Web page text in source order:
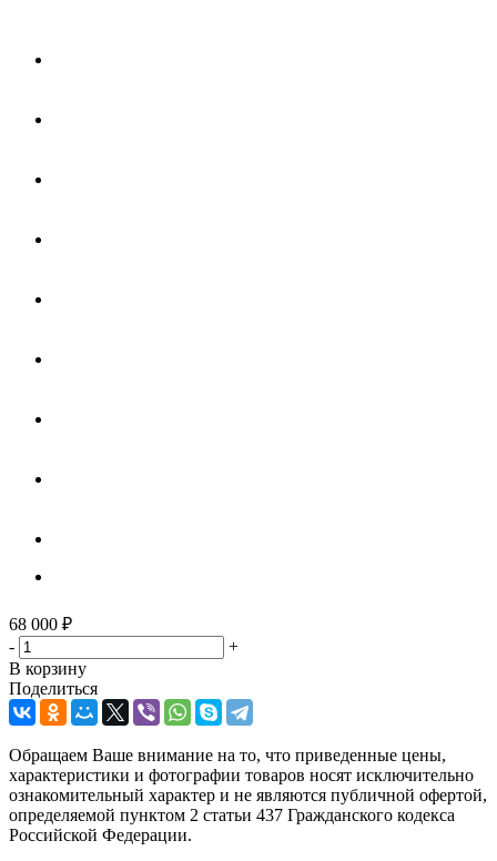
68 000 ₽
-
+
В корзину
Поделиться
Обращаем Ваше внимание на то, что приведенные цены,
характеристики и фотографии товаров носят исключительно
ознакомительный характер и не являются публичной офертой,
определяемой пунктом 2 статьи 437 Гражданского кодекса
Российской Федерации.